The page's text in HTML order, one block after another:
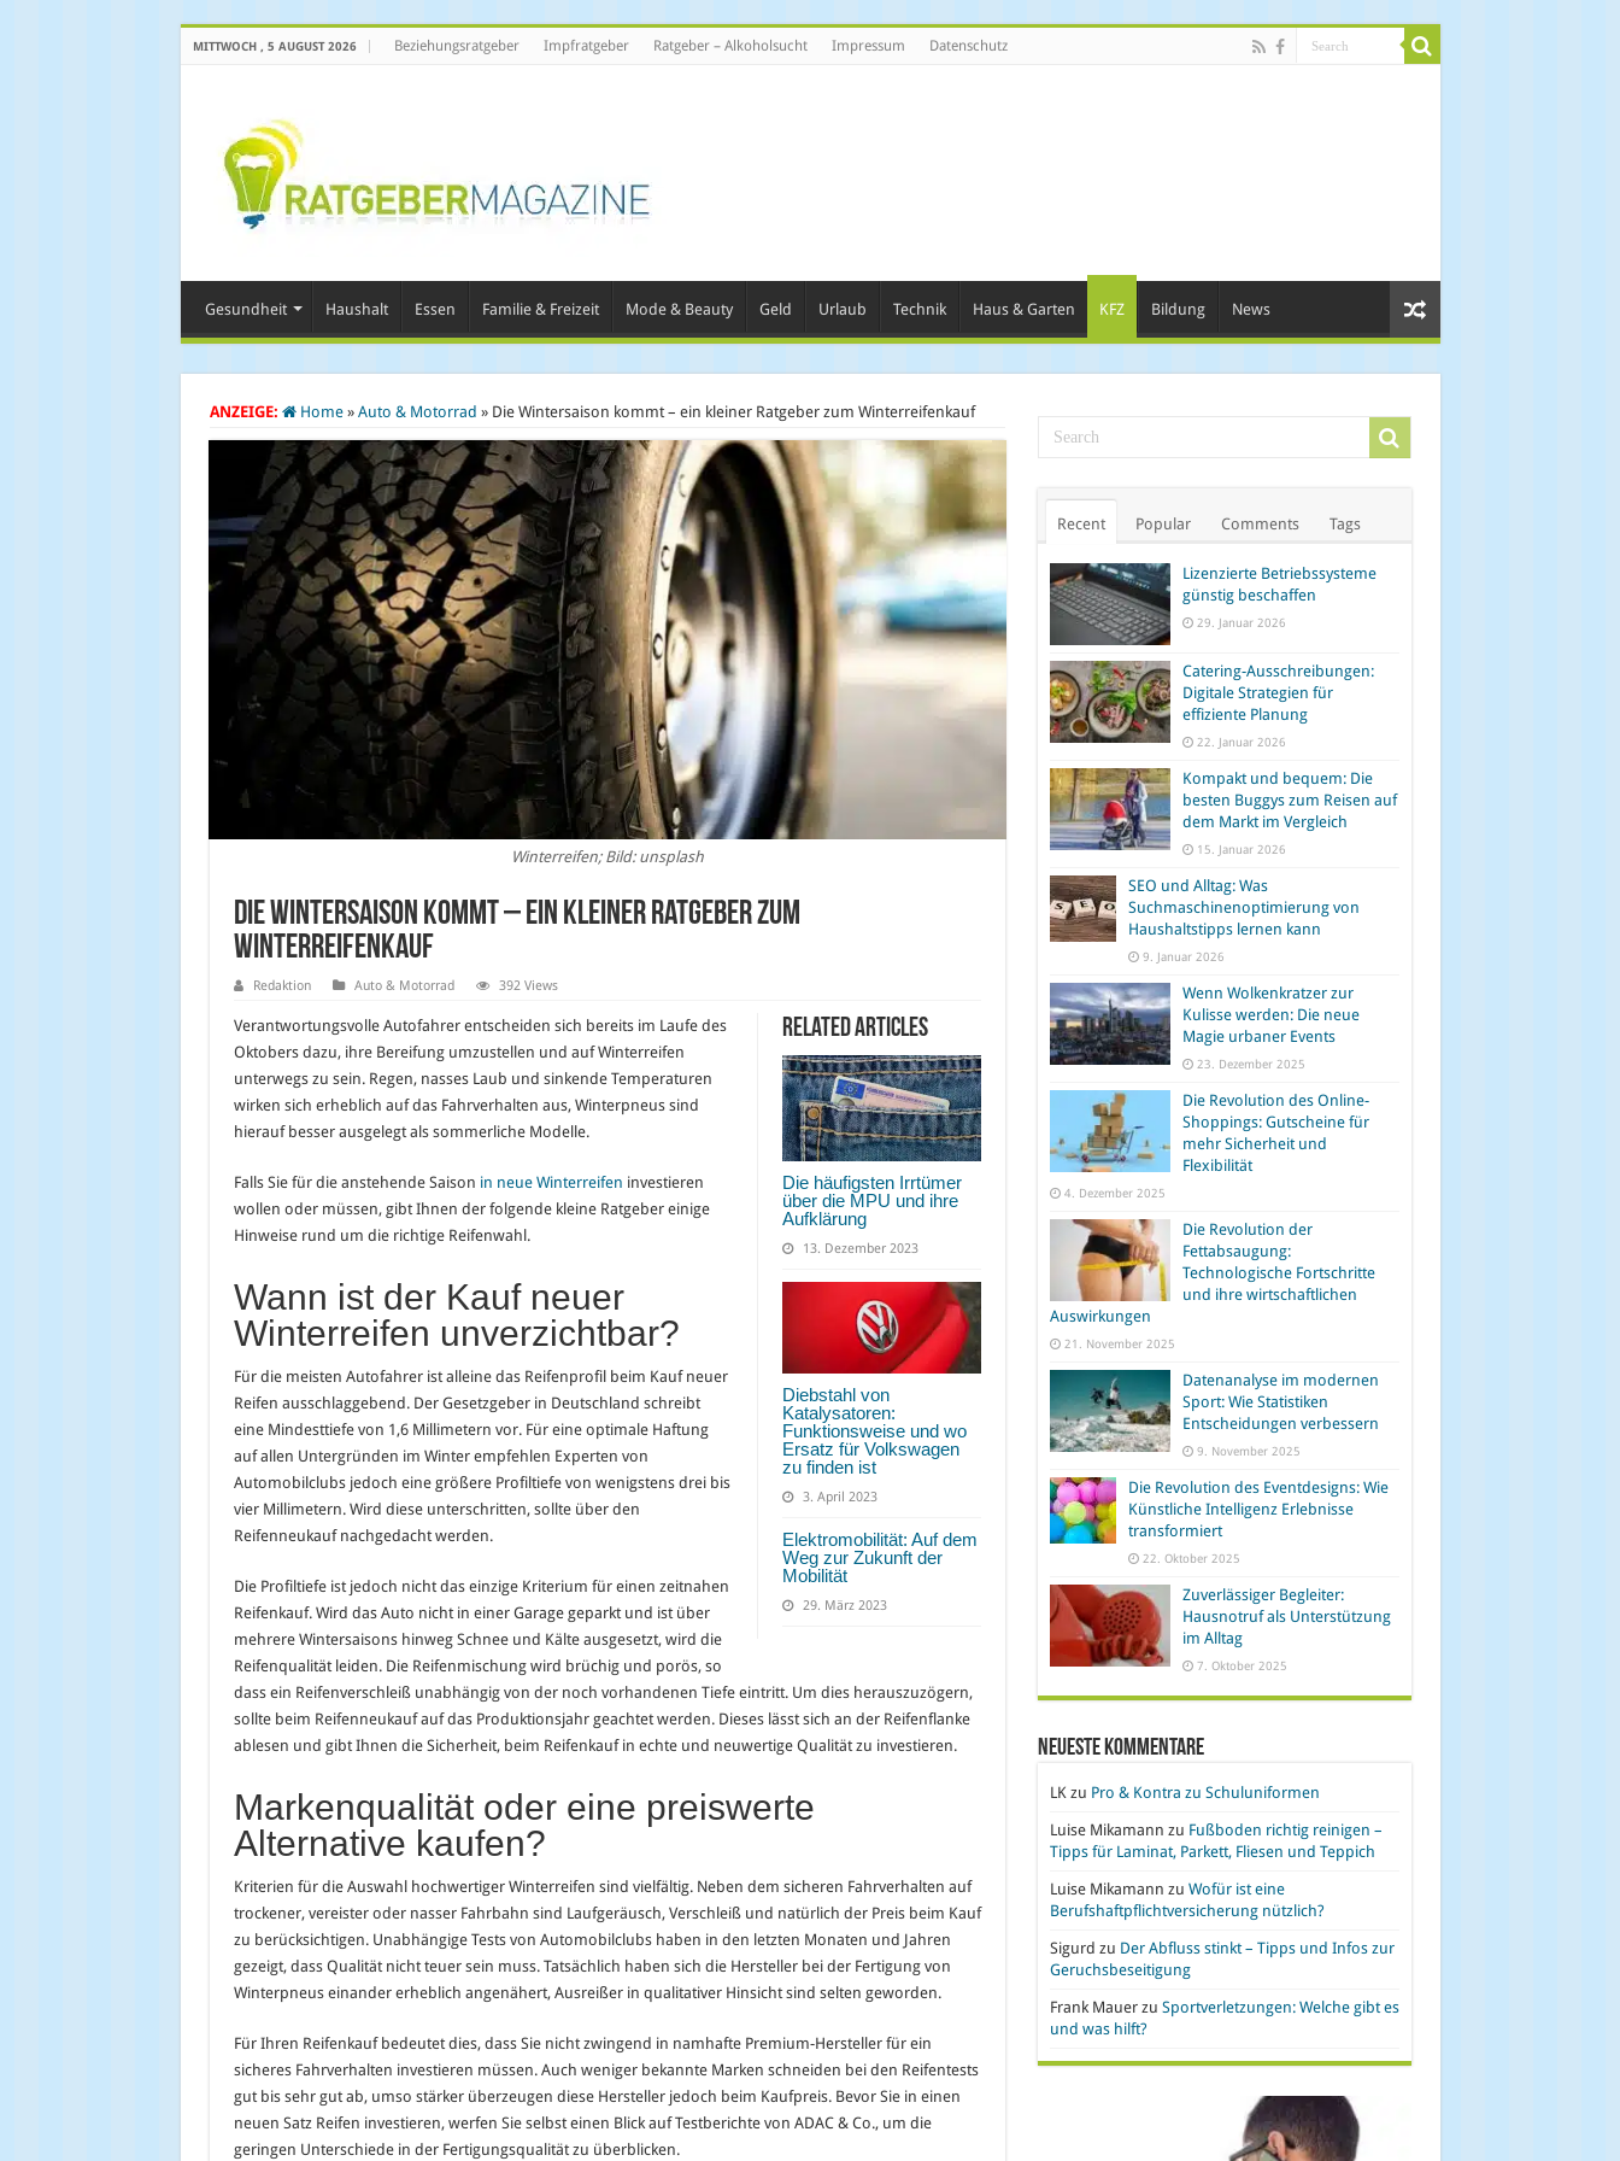
MITTWOCH , 5 AUGUST 2026 Beziehungsratgeber Impfratgeber Ratgeber – Alkoholsucht Impressum Datenschutz
Gesundheit Haushalt Essen Familie & Freizeit Mode & Beauty Geld Urlaub Technik Haus & Garten KFZ Bildung News
ANZEIGE: Home » Auto & Motorrad » Die Wintersaison kommt – ein kleiner Ratgeber zum Winterreifenkauf
Winterreifen; Bild: unsplash
Die Wintersaison kommt – ein kleiner Ratgeber zum
Winterreifenkauf
Redaktion Auto & Motorrad 392 Views
Related Articles
Die häufigsten Irrtümer
über die MPU und ihre
Aufklärung
13. Dezember 2023
Diebstahl von
Katalysatoren:
Funktionsweise und wo
Ersatz für Volkswagen
zu finden ist
3. April 2023
Elektromobilität: Auf dem
Weg zur Zukunft der
Mobilität
29. März 2023
Verantwortungsvolle Autofahrer entscheiden sich bereits im Laufe des
Oktobers dazu, ihre Bereifung umzustellen und auf Winterreifen
unterwegs zu sein. Regen, nasses Laub und sinkende Temperaturen
wirken sich erheblich auf das Fahrverhalten aus, Winterpneus sind
hierauf besser ausgelegt als sommerliche Modelle.
Falls Sie für die anstehende Saison in neue Winterreifen investieren
wollen oder müssen, gibt Ihnen der folgende kleine Ratgeber einige
Hinweise rund um die richtige Reifenwahl.
Wann ist der Kauf neuer
Winterreifen unverzichtbar?
Für die meisten Autofahrer ist alleine das Reifenprofil beim Kauf neuer
Reifen ausschlaggebend. Der Gesetzgeber in Deutschland schreibt
eine Mindesttiefe von 1,6 Millimetern vor. Für eine optimale Haftung
auf allen Untergründen im Winter empfehlen Experten von
Automobilclubs jedoch eine größere Profiltiefe von wenigstens drei bis
vier Millimetern. Wird diese unterschritten, sollte über den
Reifenneukauf nachgedacht werden.
Die Profiltiefe ist jedoch nicht das einzige Kriterium für einen zeitnahen
Reifenkauf. Wird das Auto nicht in einer Garage geparkt und ist über
mehrere Wintersaisons hinweg Schnee und Kälte ausgesetzt, wird die
Reifenqualität leiden. Die Reifenmischung wird brüchig und porös, so
dass ein Reifenverschleiß unabhängig von der noch vorhandenen Tiefe eintritt. Um dies herauszuzögern,
sollte beim Reifenneukauf auf das Produktionsjahr geachtet werden. Dieses lässt sich an der Reifenflanke
ablesen und gibt Ihnen die Sicherheit, beim Reifenkauf in echte und neuwertige Qualität zu investieren.
Markenqualität oder eine preiswerte
Alternative kaufen?
Kriterien für die Auswahl hochwertiger Winterreifen sind vielfältig. Neben dem sicheren Fahrverhalten auf
trockener, vereister oder nasser Fahrbahn sind Laufgeräusch, Verschleiß und natürlich der Preis beim Kauf
zu berücksichtigen. Unabhängige Tests von Automobilclubs haben in den letzten Monaten und Jahren
gezeigt, dass Qualität nicht teuer sein muss. Tatsächlich haben sich die Hersteller bei der Fertigung von
Winterpneus einander erheblich angenähert, Ausreißer in qualitativer Hinsicht sind selten geworden.
Für Ihren Reifenkauf bedeutet dies, dass Sie nicht zwingend in namhafte Premium-Hersteller für ein
sicheres Fahrverhalten investieren müssen. Auch weniger bekannte Marken schneiden bei den Reifentests
gut bis sehr gut ab, umso stärker überzeugen diese Hersteller jedoch beim Kaufpreis. Bevor Sie in einen
neuen Satz Reifen investieren, werfen Sie selbst einen Blick auf Testberichte von ADAC & Co., um die
geringen Unterschiede in der Fertigungsqualität zu überblicken.
Recent Popular Comments Tags
Lizenzierte Betriebssysteme
günstig beschaffen
29. Januar 2026
Catering-Ausschreibungen:
Digitale Strategien für
effiziente Planung
22. Januar 2026
Kompakt und bequem: Die
besten Buggys zum Reisen auf
dem Markt im Vergleich
15. Januar 2026
SEO und Alltag: Was
Suchmaschinenoptimierung von
Haushaltstipps lernen kann
9. Januar 2026
Wenn Wolkenkratzer zur
Kulisse werden: Die neue
Magie urbaner Events
23. Dezember 2025
Die Revolution des Online-
Shoppings: Gutscheine für
mehr Sicherheit und
Flexibilität
4. Dezember 2025
Die Revolution der
Fettabsaugung:
Technologische Fortschritte
und ihre wirtschaftlichen
Auswirkungen
21. November 2025
Datenanalyse im modernen
Sport: Wie Statistiken
Entscheidungen verbessern
9. November 2025
Die Revolution des Eventdesigns: Wie
Künstliche Intelligenz Erlebnisse
transformiert
22. Oktober 2025
Zuverlässiger Begleiter:
Hausnotruf als Unterstützung
im Alltag
7. Oktober 2025
Neueste Kommentare
LKzu Pro & Kontra zu Schuluniformen
Luise Mikamann zu Fußboden richtig reinigen –
Tipps für Laminat, Parkett, Fliesen und Teppich
Luise Mikamann zu Wofür ist eine
Berufshaftpflichtversicherung nützlich?
Sigurd zu Der Abfluss stinkt – Tipps und Infos zur
Geruchsbeseitigung
Frank Mauerzu Sportverletzungen: Welche gibt es
und was hilft?